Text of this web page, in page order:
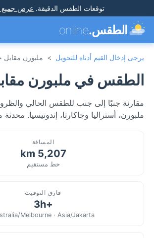
توقعات الطقس الدقيقة. عرض جميع
الطقس.online
يرجى إدخال القيم أدناه للتحويل > ملبورن مقابل
الطقس في ملبورن
مقارنة جنبًا إلى جنب للطقس الحالي
ملبورن، أستراليا وجاكارتا، إندونيسيا.
المسافة
5,207 km
خط مستقيم
فارق التوقيت
+3h
Melbourne · Asia/Jakarta